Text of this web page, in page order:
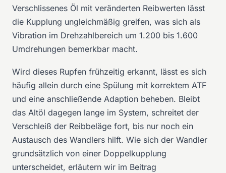
Verschlissenes Öl mit veränderten Reibwerten lässt
die Kupplung ungleichmäßig greifen, was sich als
Vibration im Drehzahlbereich um 1.200 bis 1.600
Umdrehungen bemerkbar macht.
Wird dieses Rupfen frühzeitig erkannt, lässt es sich
häufig allein durch eine Spülung mit korrektem ATF
und eine anschließende Adaption beheben. Bleibt
das Altöl dagegen lange im System, schreitet der
Verschleiß der Reibbeläge fort, bis nur noch ein
Austausch des Wandlers hilft. Wie sich der Wandler
grundsätzlich von einer Doppelkupplung
unterscheidet, erläutern wir im Beitrag